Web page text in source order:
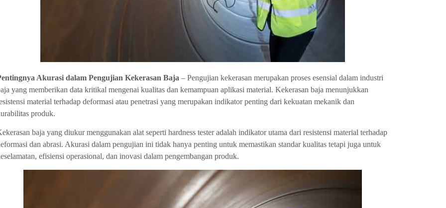
Akurasi dalam Pengujian Kekerasan Baja – Pengujian kekerasan merupakan proses esensial dalam industri
yang memberikan data kritikal mengenai kualitas dan kemampuan aplikasi material. Kekerasan baja menunjukkan
material terhadap deformasi atau penetrasi yang merupakan indikator penting dari kekuatan mekanik dan
produk.
baja yang diukur menggunakan alat seperti hardness tester adalah indikator utama dari resistensi material terhadap
dan abrasi. Akurasi dalam pengujian ini tidak hanya penting untuk memastikan standar kualitas tetapi juga untuk
efisiensi operasional, dan inovasi dalam pengembangan produk.